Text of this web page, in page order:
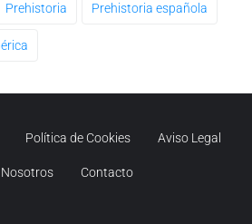
Prehistoria Prehistoria española
Política de Cookies Aviso Legal
Contacto